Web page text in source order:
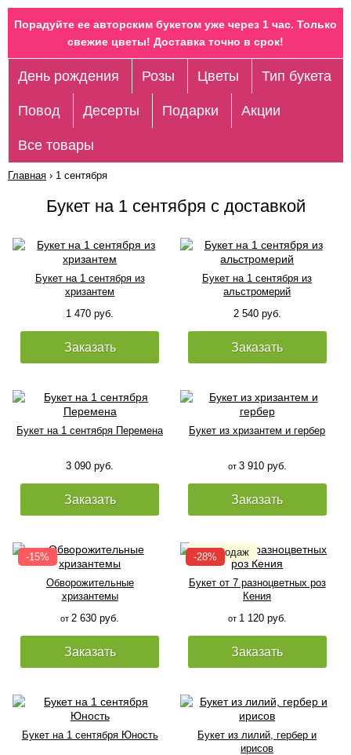
Порадуйте ее авторским букетом уже через 1 час. Только
свежие цветы! Доставка точно в срок!
День рождения Розы Цветы Тип букета
Повод Десерты Подарки Акции
Все товары
Главная › 1 сентября
Букет на 1 сентября с доставкой
Букет на 1 сентября из
хризантем
1 470 руб.
Заказать
Букет на 1 сентября из
альстромерий
2 540 руб.
Заказать
Букет на 1 сентября Перемена
3 090 руб.
Заказать
Букет из хризантем и гербер
от 3 910 руб.
Заказать
Обворожительные
хризантемы
от 2 630 руб.
Заказать
Букет от 7 разноцветных роз
Кения
от 1 120 руб.
Заказать
Букет на 1 сентября Юность
Букет из лилий, гербер и
ирисов